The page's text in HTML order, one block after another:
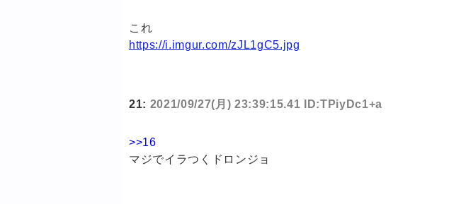
これ
https://i.imgur.com/zJL1gC5.jpg
21: 2021/09/27(月) 23:39:15.41 ID:TPiyDc1+a
>>16
マジでイラつくドロンジョ